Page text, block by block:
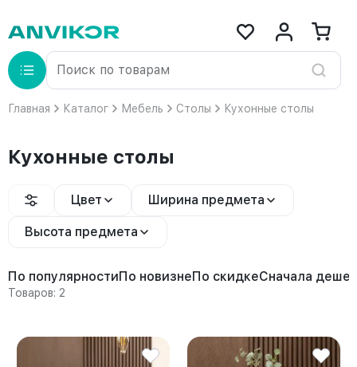
Главная Каталог Мебель Столы Кухонные столы
Кухонные столы
Цвет Ширина предмета
Высота предмета
По популярностиПо новизнеПо скидкеСначала
Товаров: 2